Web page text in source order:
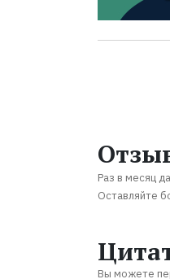
Раз в месяц
Оставляйте
Вы можете